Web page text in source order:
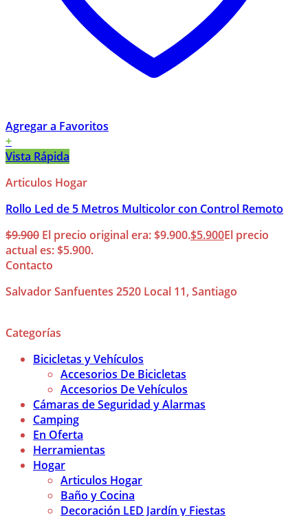
Agregar a Favoritos
+
Vista Rápida
Articulos Hogar
Rollo Led de 5 Metros Multicolor con Control Remoto
$9.900 El precio original era: $9.900.$5.900El precio
actual es: $5.900.
Contacto
Salvador Sanfuentes 2520 Local 11, Santiago
Categorías
Bicicletas y Vehículos
Accesorios De Bicicletas
Accesorios De Vehículos
Cámaras de Seguridad y Alarmas
Camping
En Oferta
Herramientas
Hogar
Articulos Hogar
Baño y Cocina
Decoración LED Jardín y Fiestas